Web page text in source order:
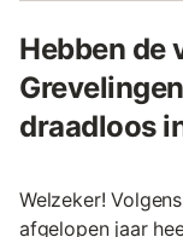
Hebben de
draadloos
Welzeker!
afgelopen jaar